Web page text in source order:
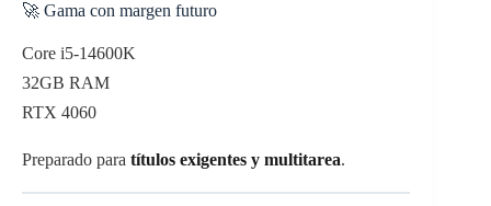
🚀 Gama con margen futuro
Core i5-14600K
32GB RAM
RTX 4060
Preparado para títulos exigentes y multitarea.